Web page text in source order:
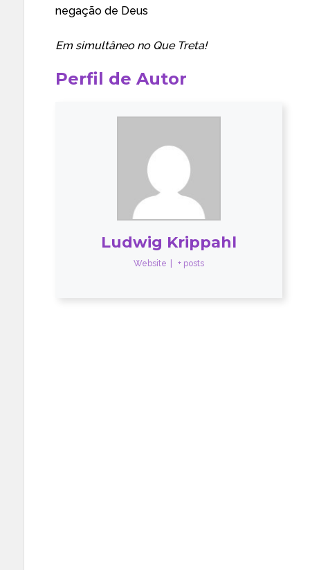
negação de Deus
Em simultâneo no Que Treta!
Perfil de Autor
Ludwig Krippahl
Website + posts